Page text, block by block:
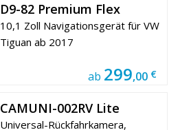
D9-82 Premium Flex
10,1 Zoll Navigationsgerät für VW
Tiguan ab 2017
ab 299,00 €
CAMUNI-002RV Lite
Universal-Rückfahrkamera,